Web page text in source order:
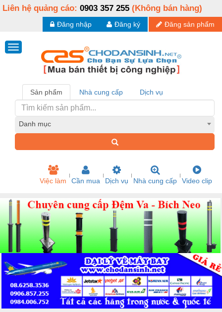
Liên hệ quảng cáo: 0903 357 255 (Không bán hàng)
Đăng sản phẩm
Đăng ký
Đăng nhập
Sản phẩm Nhà cung cấp Dịch vụ
Danh mục
Việc làm Cần mua Dịch vụ Nhà cung cấp Video clip